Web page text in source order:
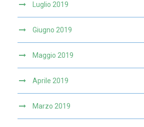
Luglio 2019
Giugno 2019
Maggio 2019
Aprile 2019
Marzo 2019